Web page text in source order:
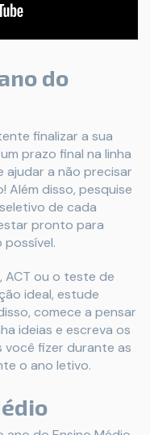
do
finalizar a sua
prazo final na linha
ajudar a não precisar
Além disso, pesquise
de cada
pronto para
possível.
ACT ou o teste de
ideal, estude
comece a pensar
ideias e escreva os
você fizer durante as
o ano letivo.